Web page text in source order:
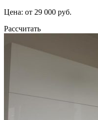
Цена: от 29 000 руб.
Рассчитать